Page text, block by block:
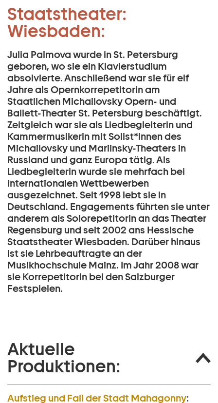
Zum Hauptinhalt springen
Zum Footer springen
Staatstheater:
Wiesbaden:
:
Julia Palmova:
Julia Palmova wurde in St. Petersburg
geboren, wo sie ein Klavierstudium
absolvierte. Anschließend war sie für elf
Jahre als Opernkorrepetitorin am
Staatlichen Michailovsky Opern- und
Ballett-Theater St. Petersburg beschäftigt.
Zeitgleich war sie als Liedbegleiterin und
Kammermusikerin mit Solist*innen des
Michailovsky und Mariinsky-Theaters in
Russland und ganz Europa tätig. Als
Liedbegleiterin wurde sie mehrfach bei
internationalen Wettbewerben
ausgezeichnet. Seit 1998 lebt sie in
Deutschland. Engagements führten sie unter
anderem als Solorepetitorin an das Theater
Regensburg und seit 2002 ans Hessische
Staatstheater Wiesbaden. Darüber hinaus
ist sie Lehrbeauftragte an der
Musikhochschule Mainz. Im Jahr 2008 war
sie Korrepetitorin bei den Salzburger
Festspielen.
Aktuelle
Produktionen:
Aufstieg und Fall der Stadt Mahagonny: